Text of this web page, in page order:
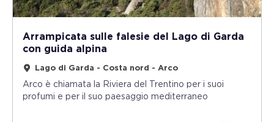
Arrampicata sulle falesie del Lago di Garda
con guida alpina
Lago di Garda - Costa nord - Arco
Arco è chiamata la Riviera del Trentino per i suoi
profumi e per il suo paesaggio mediterraneo